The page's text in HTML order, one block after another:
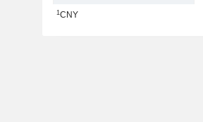
1CNY